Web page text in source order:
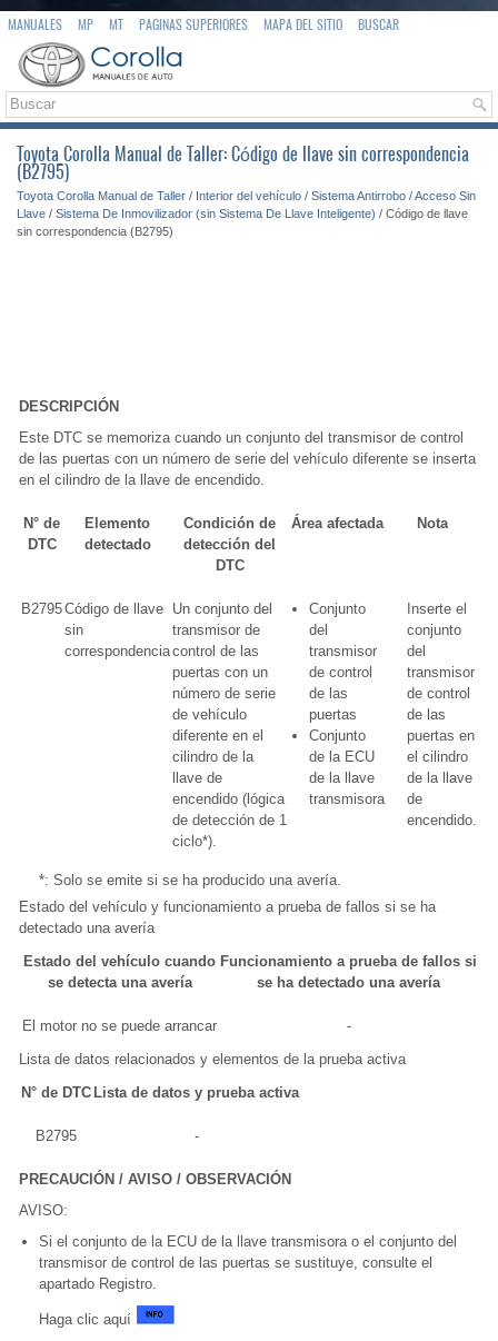
MANUALES MP MT PAGINAS SUPERIORES MAPA DEL SITIO BUSCAR
Toyota Corolla Manual de Taller: Código de llave sin correspondencia
(B2795)
Toyota Corolla Manual de Taller / Interior del vehículo / Sistema Antirrobo / Acceso Sin
Llave / Sistema De Inmovilizador (sin Sistema De Llave Inteligente) / Código de llave
sin correspondencia (B2795)
DESCRIPCIÓN
Este DTC se memoriza cuando un conjunto del transmisor de control
de las puertas con un número de serie del vehículo diferente se inserta
en el cilindro de la llave de encendido.
N° de
DTC
Elemento
detectado
Condición de
detección del
DTC
Área afectada Nota
B2795Código de llave
sin
correspondencia
Un conjunto del
transmisor de
control de las
puertas con un
número de serie
de vehículo
diferente en el
cilindro de la
llave de
encendido (lógica
de detección de 1
ciclo*).
Conjunto
del
transmisor
de control
de las
puertas
Conjunto
de la ECU
de la llave
transmisora
Inserte el
conjunto
del
transmisor
de control
de las
puertas en
el cilindro
de la llave
de
encendido.
*: Solo se emite si se ha producido una avería.
Estado del vehículo y funcionamiento a prueba de fallos si se ha
detectado una avería
Estado del vehículo cuando
se detecta una avería
Funcionamiento a prueba de fallos si
se ha detectado una avería
El motor no se puede arrancar
-
Lista de datos relacionados y elementos de la prueba activa
N° de DTC Lista de datos y prueba activa
B2795 -
PRECAUCIÓN / AVISO / OBSERVACIÓN
AVISO:
Si el conjunto de la ECU de la llave transmisora o el conjunto del
transmisor de control de las puertas se sustituye, consulte el
apartado Registro.
Haga clic aquí